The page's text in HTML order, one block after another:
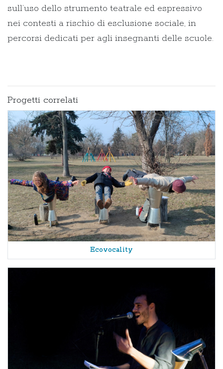
sull’uso dello strumento teatrale ed espressivo
nei contesti a rischio di esclusione sociale, in
percorsi dedicati per agli insegnanti delle scuole.
Progetti correlati
Ecovocality